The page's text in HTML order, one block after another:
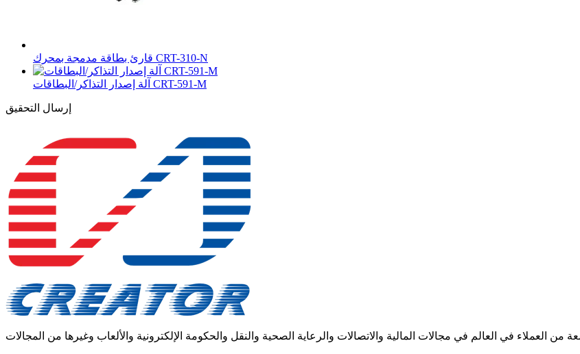
قارئ بطاقة مدمجة بمحرك CRT-310-N
آلة إصدار التذاكر/البطاقات CRT-591-M
إرسال التحقيق